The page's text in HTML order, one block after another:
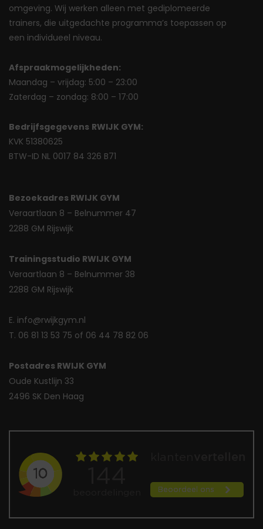
omgeving. Wij werken alleen met gediplomeerde
trainers, die uitgedachte programma’s toepassen op
een individueel niveau.
Afspraakmogelijkheden:
Maandag – vrijdag: 5:00 – 23:00
Zaterdag – zondag: 8:00 – 17:00
Bedrijfsgegevens RWIJK GYM:
KVK 51380625
BTW-ID NL 0017 84 326 B71
Bezoekadres RWIJK GYM
Veraartlaan 8 – Belnummer 47
2288 GM Rijswijk
Trainingsstudio RWIJK GYM
Veraartlaan 8 – Belnummer 38
2288 GM Rijswijk
E. info@rwijkgym.nl
T. 06 81 13 53 75 of 06 44 78 82 06
Postadres RWIJK GYM
Oude Kustlijn 33
2496 SK Den Haag